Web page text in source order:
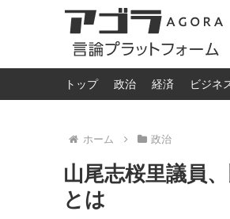
トップ 政治 経済 ビジネ
ホーム 政治
山尾志桜里議員
とは